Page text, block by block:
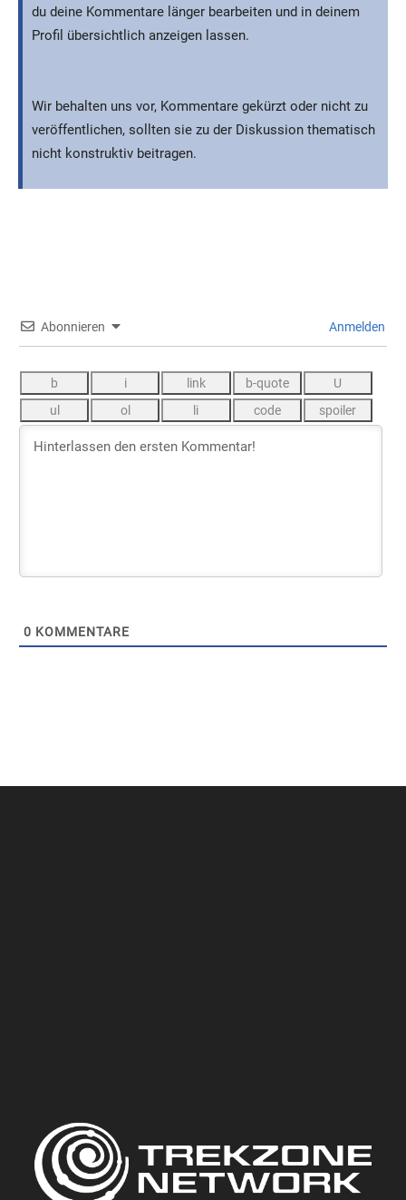
du deine Kommentare länger bearbeiten und in deinem
Profil übersichtlich anzeigen lassen.
Wir behalten uns vor, Kommentare gekürzt oder nicht zu
veröffentlichen, sollten sie zu der Diskussion thematisch
nicht konstruktiv beitragen.
Abonnieren Anmelden
0 KOMMENTARE